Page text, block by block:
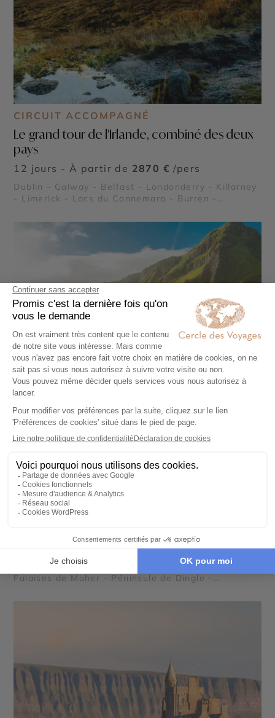
CIRCUIT ACCOMPAGNÉ
Le grand tour de l'Irlande, combiné des deux
pays
12 jours - À partir de 2870 € /pers
Dublin - Galway - Belfast - Londonderry - Killarney
- Limerick - Lacs du Connemara - Burren -
AUTOTOUR
3410 €/pers
Dublin - Cork - Galway - Lacs du Connemara -
Falaises de Moher - Péninsule de Dingle -